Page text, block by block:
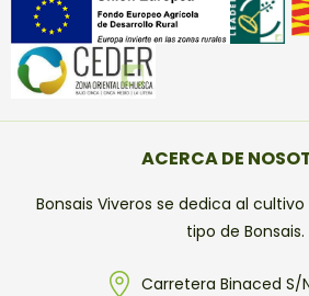
ACERCA DE
Bonsais Viveros se dedica al
tipo de Bonsais.
Carretera Binaced S/